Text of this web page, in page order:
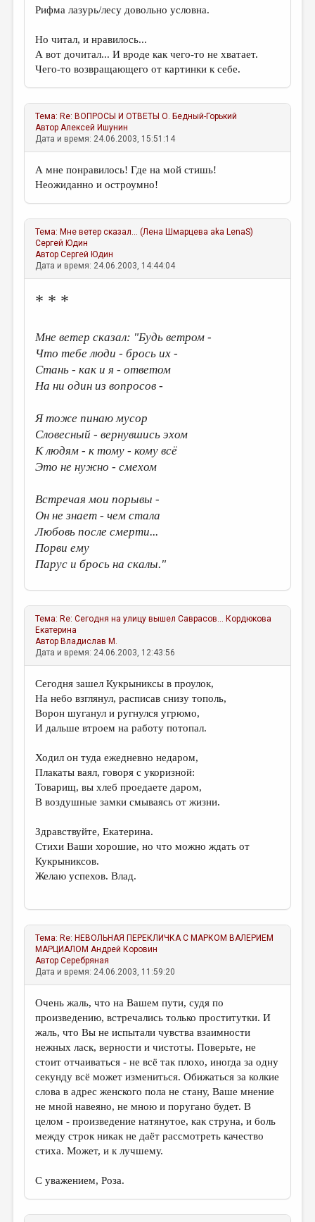
Рифма лазурь/лесу довольно условна.
Но читал, и нравилось...
А вот дочитал... И вроде как чего-то не хватает.
Чего-то возвращающего от картинки к себе.
Тема:Re: ВОПРОСЫ И ОТВЕТЫ О. Бедный-Горький
Автор Алексей Ишунин
Дата и время: 24.06.2003, 15:51:14
А мне понравилось! Где на мой стишь!
Неожиданно и остроумно!
Тема:Мне ветер сказал... (Лена Шмарцева aka LenaS)
Сергей Юдин
АвторСергей Юдин
Дата и время: 24.06.2003, 14:44:04
* * *
Мне ветер сказал: "Будь ветром -
Что тебе люди - брось их -
Стань - как и я - ответом
На ни один из вопросов -
Я тоже пинаю мусор
Словесный - вернувшись эхом
К людям - к тому - кому всё
Это не нужно - смехом
Встречая мои порывы -
Он не знает - чем стала
Любовь после смерти...
Порви ему
Парус и брось на скалы."
Тема: Re: Сегодня на улицу вышел Саврасов... Кордюкова
Екатерина
Автор Владислав М.
Дата и время: 24.06.2003, 12:43:56
Сегодня зашел Кукрыниксы в проулок,
На небо взглянул, расписав снизу тополь,
Ворон шуганул и ругнулся угрюмо,
И дальше втроем на работу потопал.
Ходил он туда ежедневно недаром,
Плакаты ваял, говоря с укоризной:
Товарищ, вы хлеб проедаете даром,
В воздушные замки смываясь от жизни.
Здравствуйте, Екатерина.
Стихи Ваши хорошие, но что можно ждать от
Кукрыниксов.
Желаю успехов. Влад.
Тема: Re: НЕВОЛЬНАЯ ПЕРЕКЛИЧКА С МАРКОМ ВАЛЕРИЕМ
МАРЦИАЛОМ Андрей Коровин
АвторСеребряная
Дата и время: 24.06.2003, 11:59:20
Очень жаль, что на Вашем пути, судя по
произведению, встречались только проститутки. И
жаль, что Вы не испытали чувства взаимности
нежных ласк, верности и чистоты. Поверьте, не
стоит отчаиваться - не всё так плохо, иногда за одну
секунду всё может измениться. Обижаться за колкие
слова в адрес женского пола не стану, Ваше мнение
не мной навеяно, не мною и поругано будет. В
целом - произведение натянутое, как струна, и боль
между строк никак не даёт рассмотреть качество
стиха. Может, и к лучшему.
С уважением, Роза.